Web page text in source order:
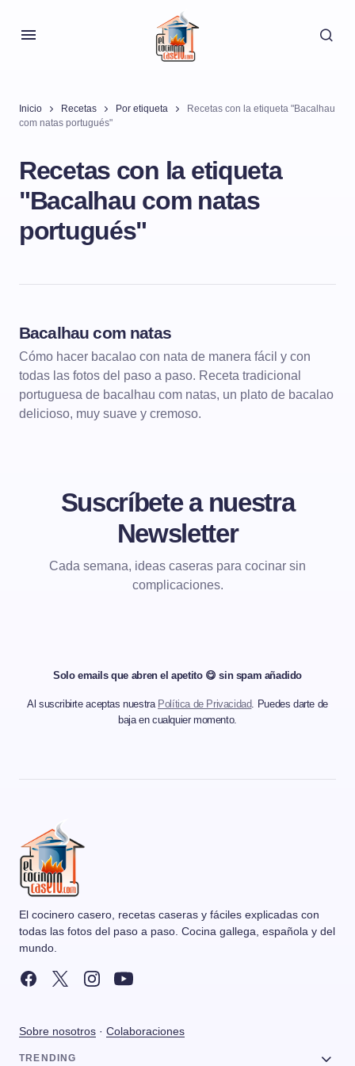
Inicio Recetas Por etiqueta
Recetas con la etiqueta "Bacalhau
com natas portugués"
Recetas con la etiqueta
"Bacalhau com natas
portugués"
Bacalhau com natas
Cómo hacer bacalao con nata de manera fácil y con
todas las fotos del paso a paso. Receta tradicional
portuguesa de bacalhau com natas, un plato de bacalao
delicioso, muy suave y cremoso.
Suscríbete a nuestra
Newsletter
Cada semana, ideas caseras para cocinar sin
complicaciones.
Solo emails que abren el apetito 😋 sin spam añadido
Al suscribirte aceptas nuestra Política de Privacidad. Puedes darte de
baja en cualquier momento.
El cocinero casero, recetas caseras y fáciles explicadas con
todas las fotos del paso a paso. Cocina gallega, española y del
mundo.
Sobre nosotros · Colaboraciones
TRENDING